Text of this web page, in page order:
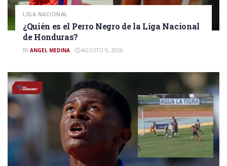
LIGA NACIONAL
¿Quién es el Perro Negro de la Liga Nacional
de Honduras?
BY ANGEL MEDINA AGOSTO 9, 2026